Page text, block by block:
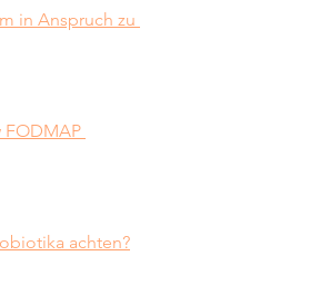
in Anspruch zu
FODMAP
achten?